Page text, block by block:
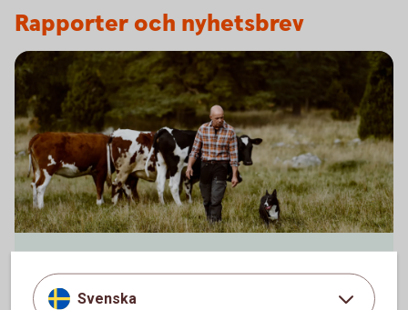
Rapporter och nyhetsbrev
Lantbruksbarometern 2026
Samlar aktuella insikter om lönsamhet,
Svenska